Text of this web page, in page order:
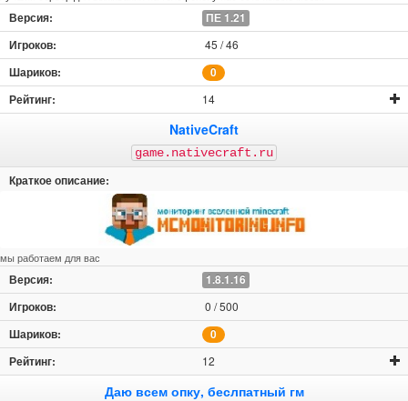
ПЕ 1.21
45 / 46
0
14
NativeCraft
game.nativecraft.ru
мы работаем для вас
1.8.1.16
0 / 500
0
12
Даю всем опку, беслпатный гм